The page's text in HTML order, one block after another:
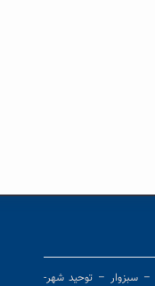
سبزوار – توحید شهر-